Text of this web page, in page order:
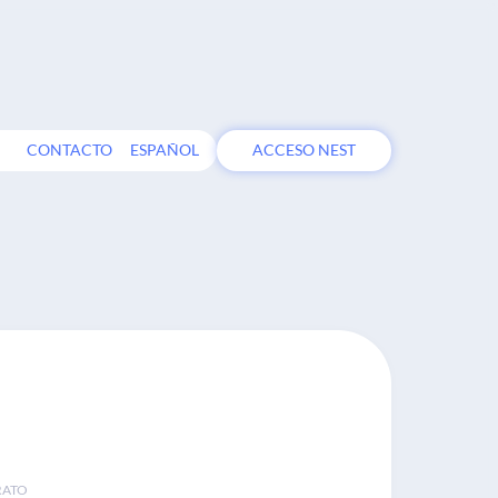
CONTACTO ESPAÑOL ACCESO NEST